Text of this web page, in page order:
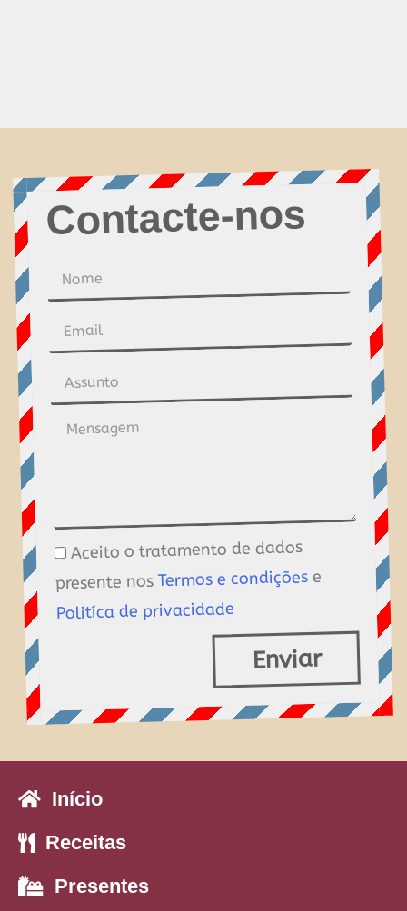
Contacte-nos
Aceito o tratamento de dados
presente nosTermos e condiçõese
Politíca de privacidade
Enviar
Início
Receitas
Presentes